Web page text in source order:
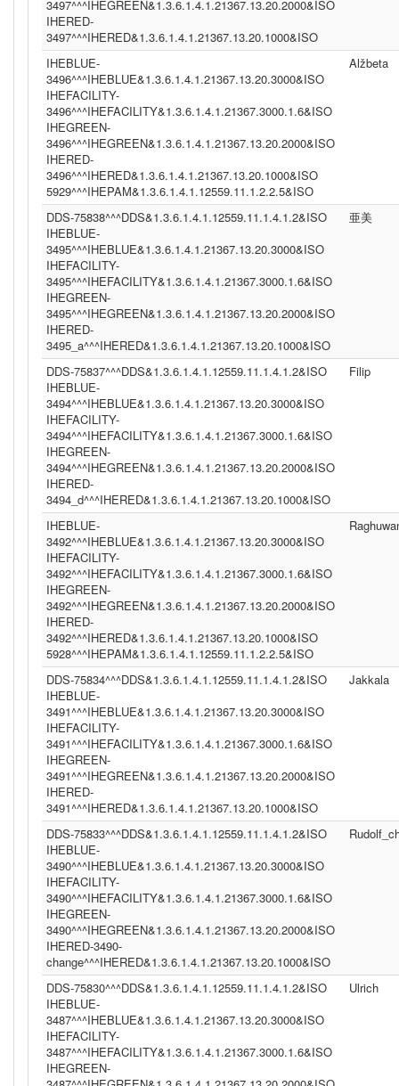
3497^^^IHEGREEN&1.3.6.1.4.1.21367.13.20.2000&ISO
IHERED-
3497^^^IHERED&1.3.6.1.4.1.21367.13.20.1000&ISO
IHEBLUE-
3496^^^IHEBLUE&1.3.6.1.4.1.21367.13.20.3000&ISO
IHEFACILITY-
3496^^^IHEFACILITY&1.3.6.1.4.1.21367.3000.1.6&ISO
IHEGREEN-
3496^^^IHEGREEN&1.3.6.1.4.1.21367.13.20.2000&ISO
IHERED-
3496^^^IHERED&1.3.6.1.4.1.21367.13.20.1000&ISO
5929^^^IHEPAM&1.3.6.1.4.1.12559.11.1.2.2.5&ISO
Alžbeta
DDS-75838^^^DDS&1.3.6.1.4.1.12559.11.1.4.1.2&ISO
IHEBLUE-
3495^^^IHEBLUE&1.3.6.1.4.1.21367.13.20.3000&ISO
IHEFACILITY-
3495^^^IHEFACILITY&1.3.6.1.4.1.21367.3000.1.6&ISO
IHEGREEN-
3495^^^IHEGREEN&1.3.6.1.4.1.21367.13.20.2000&ISO
IHERED-
3495_a^^^IHERED&1.3.6.1.4.1.21367.13.20.1000&ISO
亜美
DDS-75837^^^DDS&1.3.6.1.4.1.12559.11.1.4.1.2&ISO
IHEBLUE-
3494^^^IHEBLUE&1.3.6.1.4.1.21367.13.20.3000&ISO
IHEFACILITY-
3494^^^IHEFACILITY&1.3.6.1.4.1.21367.3000.1.6&ISO
IHEGREEN-
3494^^^IHEGREEN&1.3.6.1.4.1.21367.13.20.2000&ISO
IHERED-
3494_d^^^IHERED&1.3.6.1.4.1.21367.13.20.1000&ISO
Filip
IHEBLUE-
3492^^^IHEBLUE&1.3.6.1.4.1.21367.13.20.3000&ISO
IHEFACILITY-
3492^^^IHEFACILITY&1.3.6.1.4.1.21367.3000.1.6&ISO
IHEGREEN-
3492^^^IHEGREEN&1.3.6.1.4.1.21367.13.20.2000&ISO
IHERED-
3492^^^IHERED&1.3.6.1.4.1.21367.13.20.1000&ISO
5928^^^IHEPAM&1.3.6.1.4.1.12559.11.1.2.2.5&ISO
DDS-75834^^^DDS&1.3.6.1.4.1.12559.11.1.4.1.2&ISO
IHEBLUE-
3491^^^IHEBLUE&1.3.6.1.4.1.21367.13.20.3000&ISO
IHEFACILITY-
3491^^^IHEFACILITY&1.3.6.1.4.1.21367.3000.1.6&ISO
IHEGREEN-
3491^^^IHEGREEN&1.3.6.1.4.1.21367.13.20.2000&ISO
IHERED-
3491^^^IHERED&1.3.6.1.4.1.21367.13.20.1000&ISO
Jakkala
DDS-75833^^^DDS&1.3.6.1.4.1.12559.11.1.4.1.2&ISO
IHEBLUE-
3490^^^IHEBLUE&1.3.6.1.4.1.21367.13.20.3000&ISO
IHEFACILITY-
3490^^^IHEFACILITY&1.3.6.1.4.1.21367.3000.1.6&ISO
IHEGREEN-
3490^^^IHEGREEN&1.3.6.1.4.1.21367.13.20.2000&ISO
IHERED-3490-
change^^^IHERED&1.3.6.1.4.1.21367.13.20.1000&ISO
DDS-75830^^^DDS&1.3.6.1.4.1.12559.11.1.4.1.2&ISO
IHEBLUE-
3487^^^IHEBLUE&1.3.6.1.4.1.21367.13.20.3000&ISO
IHEFACILITY-
3487^^^IHEFACILITY&1.3.6.1.4.1.21367.3000.1.6&ISO
IHEGREEN-
Ulrich